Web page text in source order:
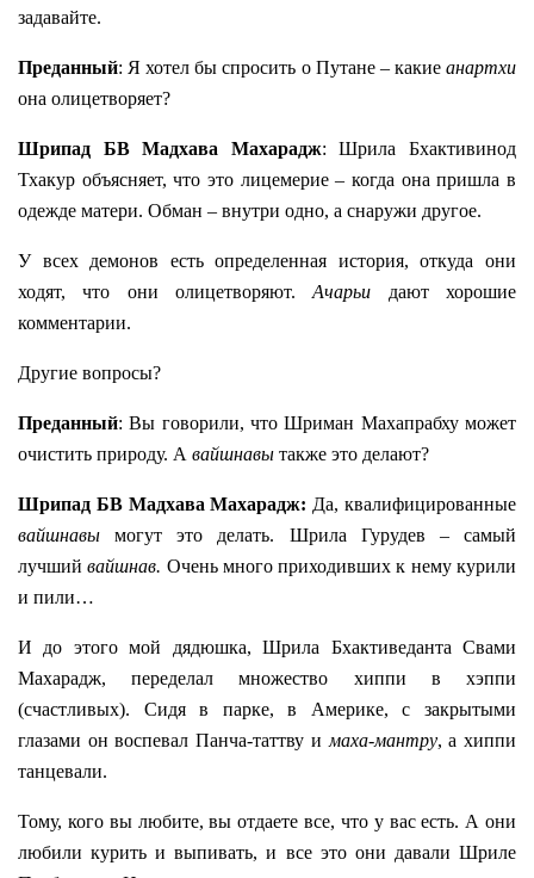
задавайте.
Преданный: Я хотел бы спросить о Путане – какие анартхи
она олицетворяет?
Шрипад БВ Мадхава Махарадж: Шрила Бхактивинод
Тхакур объясняет, что это лицемерие – когда она пришла в
одежде матери. Обман – внутри одно, а снаружи другое.
У всех демонов есть определенная история, откуда они
ходят, что они олицетворяют.Ачарьи дают хорошие
комментарии.
Другие вопросы?
Преданный: Вы говорили, что Шриман Махапрабху может
очистить природу. А вайшнавы также это делают?
Шрипад БВ Мадхава Махарадж:Да, квалифицированные
вайшнавымогут это делать. Шрила Гурудев – самый
лучшийвайшнав. Очень много приходивших к нему курили
и пили…
И до этого мой дядюшка, Шрила Бхактиведанта Свами
Махарадж, переделал множество хиппи в хэппи
(счастливых). Сидя в парке, в Америке, с закрытыми
глазами он воспевал Панча-таттву имаха-мантру, а хиппи
танцевали.
Тому, кого вы любите, вы отдаете все, что у вас есть. А они
любили курить и выпивать, и все это они давали Шриле